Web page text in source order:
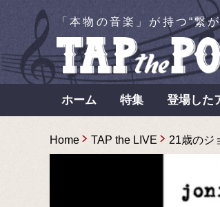
「本物の音楽」が持つ“繋
ホーム 特集 登場した
Home TAP the LIVE 21歳のジ